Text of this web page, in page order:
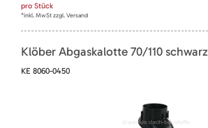
pro Stück
*inkl. MwSt zzgl. Versand
Klöber Abgaskalotte 70/110 schwarz
KE 8060-0450